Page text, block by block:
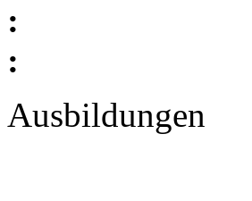
:
:
Ausbildungen